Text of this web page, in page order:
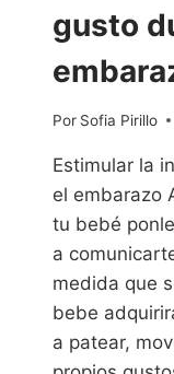
gusto
Por Sofia Pirillo
Estimular la
el embarazo
tu bebé
a
medida que
bebe
a patear,